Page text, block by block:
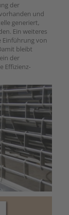
der
und
generiert,
Ein weiteres
Einführung von
bleibt
der
Effizienz-